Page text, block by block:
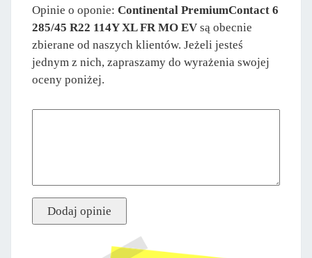
Opinie o oponie: Continental PremiumContact 6
285/45 R22 114Y XL FR MO EV są obecnie
zbierane od naszych klientów. Jeżeli jesteś
jednym z nich, zapraszamy do wyrażenia swojej
oceny poniżej.